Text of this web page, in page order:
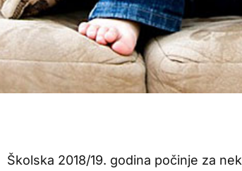
Školska 2018/19. godina počinje za